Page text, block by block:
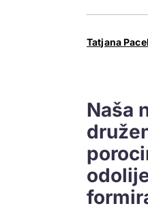
Tatjana
Naša